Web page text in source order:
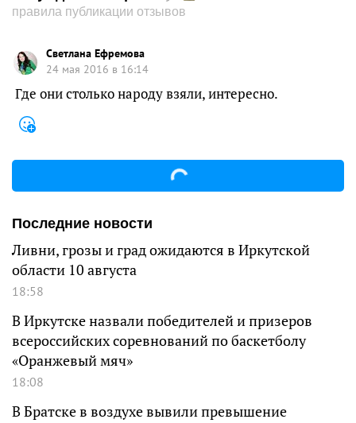
правила публикации отзывов
Светлана Ефремова
24 мая 2016 в 16:14
Где они столько народу взяли, интересно.
Последние новости
Ливни, грозы и град ожидаются в Иркутской
области 10 августа
18:58
В Иркутске назвали победителей и призеров
всероссийских соревнований по баскетболу
«Оранжевый мяч»
18:08
В Братске в воздухе вывили превышение